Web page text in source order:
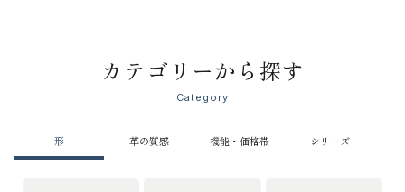
カテゴリーから探す
Category
形 革の質感 機能・価格帯 シリーズ